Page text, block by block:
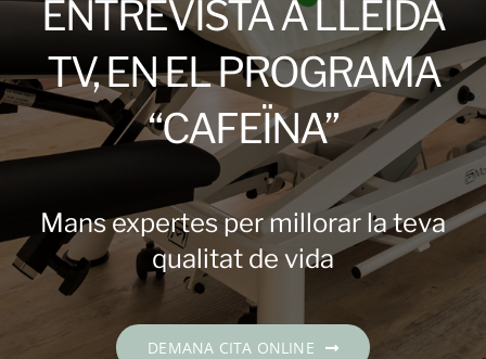
Contacte
DEMANA CITA
Català
ENTREVISTA A LLEIDA
TV, EN EL PROGRAMA
“CAFEÏNA”
Mans expertes per millorar la teva
qualitat de vida
DEMANA CITA ONLINE